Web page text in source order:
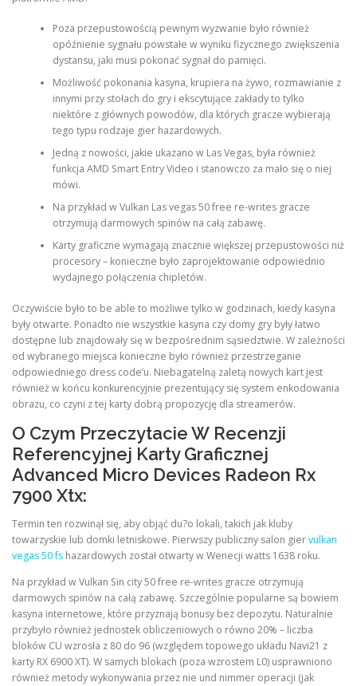
Poza przepustowością pewnym wyzwanie było również
opóźnienie sygnału powstałe w wyniku fizycznego zwiększenia
dystansu, jaki musi pokonać sygnał do pamięci.
Możliwość pokonania kasyna, krupiera na żywo, rozmawianie z
innymi przy stołach do gry i ekscytujące zakłady to tylko
niektóre z głównych powodów, dla których gracze wybierają
tego typu rodzaje gier hazardowych.
Jedną z nowości, jakie ukazano w Las Vegas, była również
funkcja AMD Smart Entry Video i stanowczo za mało się o niej
mówi.
Na przykład w Vulkan Las vegas 50 free re-writes gracze
otrzymują darmowych spinów na całą zabawę.
Karty graficzne wymagają znacznie większej przepustowości niż
procesory – konieczne było zaprojektowanie odpowiednio
wydajnego połączenia chipletów.
Oczywiście było to be able to możliwe tylko w godzinach, kiedy kasyna
były otwarte. Ponadto nie wszystkie kasyna czy domy gry były łatwo
dostępne lub znajdowały się w bezpośrednim sąsiedztwie. W zależności
od wybranego miejsca konieczne było również przestrzeganie
odpowiedniego dress code’u. Niebagatelną zaletą nowych kart jest
również w końcu konkurencyjnie prezentujący się system enkodowania
obrazu, co czyni z tej karty dobrą propozycję dla streamerów.
O Czym Przeczytacie W Recenzji
Referencyjnej Karty Graficznej
Advanced Micro Devices Radeon Rx
7900 Xtx:
Termin ten rozwinął się, aby objąć du?o lokali, takich jak kluby
towarzyskie lub domki letniskowe. Pierwszy publiczny salon giervulkan
vegas 50 fs hazardowych został otwarty w Wenecji watts 1638 roku.
Na przykład w Vulkan Sin city 50 free re-writes gracze otrzymują
darmowych spinów na całą zabawę. Szczególnie popularne są bowiem
kasyna internetowe, które przyznają bonusy bez depozytu. Naturalnie
przybyło również jednostek obliczeniowych o równo 20% – liczba
bloków CU wzrosła z 80 do 96 (względem topowego układu Navi21 z
karty RX 6900 XT). W samych blokach (poza wzrostem L0) usprawniono
również metody wykonywania przez nie und nimmer operacji (jak